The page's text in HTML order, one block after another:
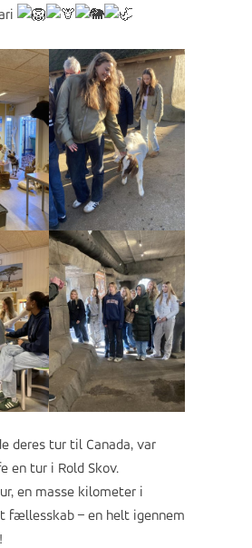
deres tur til Canada, var
en tur i Rold Skov.
en masse kilometer i
fællesskab – en helt igennem